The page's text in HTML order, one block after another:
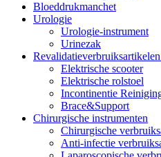
Bloeddrukmanchet
Urologie
Urologie-instrument
Urinezak
Elektrische scooter
Elektrische rolstoel
Incontinentie
Brace&Support
Chirurgische instrumenten
Chirurgische
Anti-infectie